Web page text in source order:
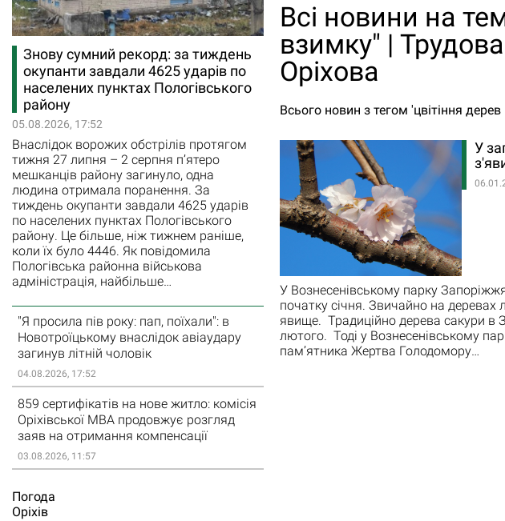
Знову сумний рекорд: за тиждень
окупанти завдали 4625 ударів по
населених пунктах Пологівського
району
05.08.2026, 17:52
Внаслідок ворожих обстрілів протягом
тижня 27 липня – 2 серпня п’ятеро
мешканців району загинуло, одна
людина отримала поранення. За
тиждень окупанти завдали 4625 ударів
по населених пунктах Пологівського
району. Це більше, ніж тижнем раніше,
коли їх було 4446. Як повідомила
Пологівська районна військова
адміністрація, найбільше…
"Я просила пів року: пап, поїхали": в
Новотроїцькому внаслідок авіаудару
загинув літній чоловік
04.08.2026, 17:52
859 сертифікатів на нове житло: комісія
Оріхівської МВА продовжує розгляд
заяв на отримання компенсації
03.08.2026, 11:57
Погода
Орiхiв
Всі новини на
взимку" |
Оріхова
Всього новин з тегом 'цвітіння
У
У Вознесенівському парку
початку січня. Звичайно на деревах
явище. Традиційно дерева сакури в
лютого. Тоді у Вознесенівському
пам’ятника Жертва Голодомору…